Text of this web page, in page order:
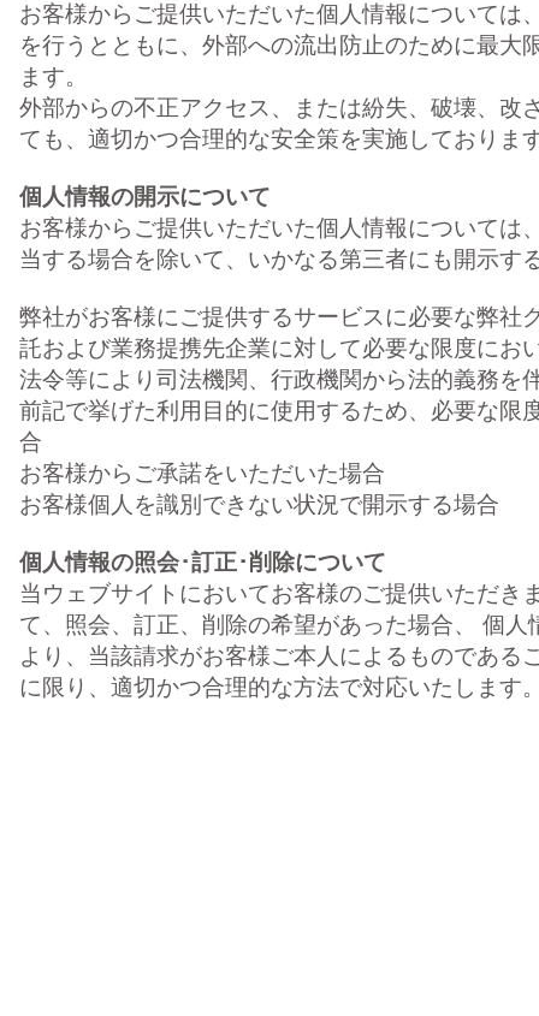
お客様からご提供いただいた個人情報については
を行うとともに、外部への流出防止のために最大
ます。
外部からの不正アクセス、または紛失、破壊、改
ても、適切かつ合理的な安全策を実施しておりま
個人情報の開示について
お客様からご提供いただいた個人情報については
当する場合を除いて、いかなる第三者にも開示す
弊社がお客様にご提供するサービスに必要な弊社
託および業務提携先企業に対して必要な限度にお
法令等により司法機関、行政機関から法的義務を
前記で挙げた利用目的に使用するため、必要な限
合
お客様からご承諾をいただいた場合
お客様個人を識別できない状況で開示する場合
個人情報の照会･訂正･削除について
当ウェブサイトにおいてお客様のご提供いただき
て、照会、訂正、削除の希望があった場合、 個人
より、当該請求がお客様ご本人によるものである
に限り、適切かつ合理的な方法で対応いたします